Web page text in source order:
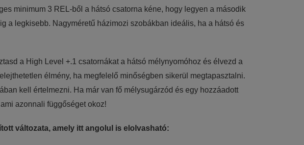
minimum 3 REL-ből a hátsó csatorna kéne, hogy legyen a második
a legkisebb. Nagyméretű házimozi szobákban ideális, ha a hátsó és
a High Level +.1 csatornákat a hátsó mélynyomóhoz és élvezd a
élmény, ha megfelelő minőségben sikerül megtapasztalni.
kell értelmezni. Ha már van fő mélysugárzód és egy hozzáadott
azonnali függőséget okoz!
változata, amely itt angolul is elolvasható: